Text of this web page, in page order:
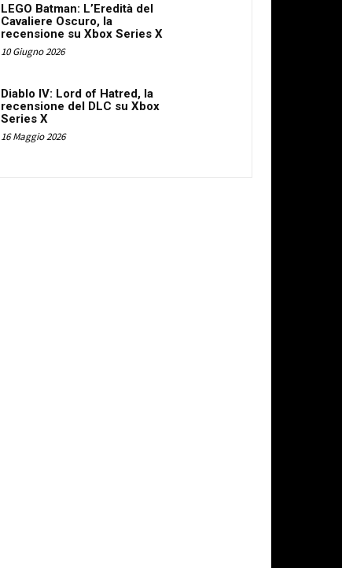
LEGO Batman: L’Eredità del
Cavaliere Oscuro, la
recensione su Xbox Series X
10 Giugno 2026
Diablo IV: Lord of Hatred, la
recensione del DLC su Xbox
Series X
16 Maggio 2026